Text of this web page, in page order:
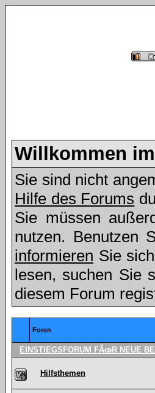
Willkommen
Sie sind nicht
Hilfe des Forums
Sie müssen
nutzen. Benutzen
informieren Sie
lesen, suchen Sie
diesem Forum
Foren
EINSTIEGSFORUM FÃœR NEUE
Hilfsthemen